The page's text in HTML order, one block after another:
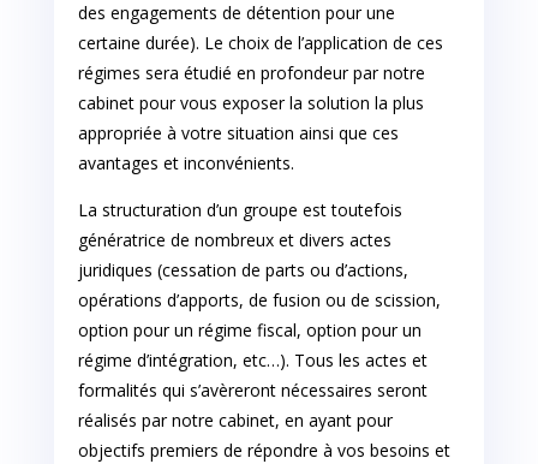
des engagements de détention pour une
certaine durée). Le choix de l’application de ces
régimes sera étudié en profondeur par notre
cabinet pour vous exposer la solution la plus
appropriée à votre situation ainsi que ces
avantages et inconvénients.
La structuration d’un groupe est toutefois
génératrice de nombreux et divers actes
juridiques (cessation de parts ou d’actions,
opérations d’apports, de fusion ou de scission,
option pour un régime fiscal, option pour un
régime d’intégration, etc…). Tous les actes et
formalités qui s’avèreront nécessaires seront
réalisés par notre cabinet, en ayant pour
objectifs premiers de répondre à vos besoins et